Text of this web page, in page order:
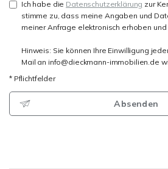
Ich habe die Datenschutzerklärung zur
stimme zu, dass meine Angaben und
meiner Anfrage elektronisch erhoben
Hinweis: Sie können Ihre Einwilligung
Mail an info@dieckmann-immobilien.de
* Pflichtfelder
Absenden